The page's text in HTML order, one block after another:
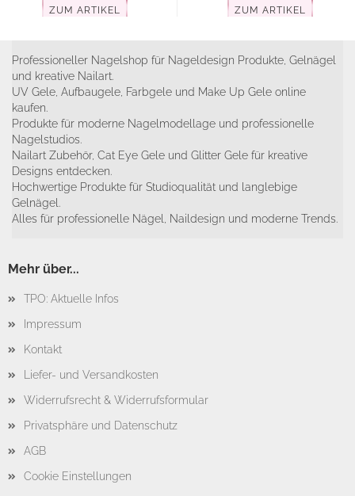
ZUM ARTIKEL ZUM ARTIKEL
Professioneller Nagelshop für Nageldesign Produkte, Gelnägel
und kreative Nailart.
UV Gele, Aufbaugele, Farbgele und Make Up Gele online
kaufen.
Produkte für moderne Nagelmodellage und professionelle
Nagelstudios.
Nailart Zubehör, Cat Eye Gele und Glitter Gele für kreative
Designs entdecken.
Hochwertige Produkte für Studioqualität und langlebige
Gelnägel.
Alles für professionelle Nägel, Naildesign und moderne Trends.
Mehr über...
TPO: Aktuelle Infos
Impressum
Kontakt
Liefer- und Versandkosten
Widerrufsrecht & Widerrufsformular
Privatsphäre und Datenschutz
AGB
Cookie Einstellungen